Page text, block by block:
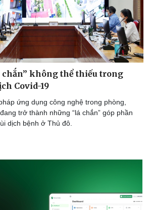
chắn” không thể thiếu trong
Covid-19
ứng dụng công nghệ trong phòng,
trở thành những “lá chắn” góp phần
dịch bệnh ở Thủ đô.